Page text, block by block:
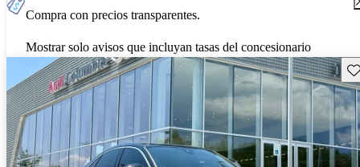
Compra con precios transparentes.
Mostrar solo avisos que incluyan tasas del concesionario